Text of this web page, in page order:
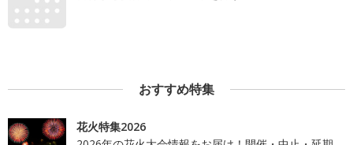
おすすめ特集
花火特集2026